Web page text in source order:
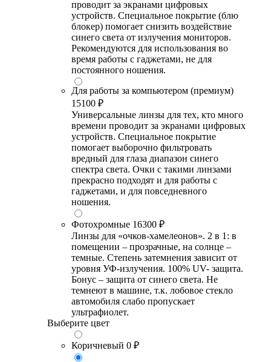
проводит за экранами цифровых
устройств. Специальное покрытие (блю
блокер) помогает снизить воздействие
синего света от излучения мониторов.
Рекомендуются для использования во
время работы с гаджетами, не для
постоянного ношения.
Для работы за компьютером (премиум)
15100 ₽
Универсальные линзы для тех, кто много
времени проводит за экранами цифровых
устройств. Специальное покрытие
помогает выборочно фильтровать
вредный для глаза диапазон синего
спектра света. Очки с такими линзами
прекрасно подходят и для работы с
гаджетами, и для повседневного
ношения.
Фотохромные 16300 ₽
Линзы для «очков-хамелеонов». 2 в 1: в
помещении – прозрачные, на солнце –
темные. Степень затемнения зависит от
уровня УФ-излучения. 100% UV- защита.
Бонус – защита от синего света. Не
темнеют в машине, т.к. лобовое стекло
автомобиля слабо пропускает
ультрафиолет.
Выберите цвет
Коричневый 0 ₽